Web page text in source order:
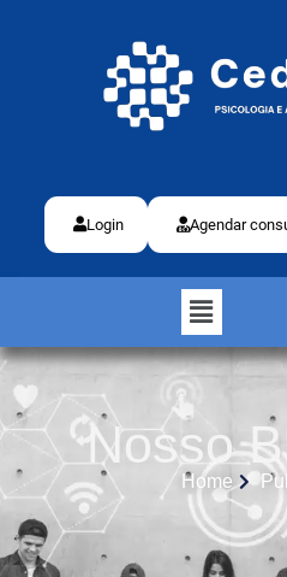
Login Agendar
Nosso
Home